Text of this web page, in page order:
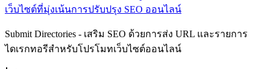
เว็บไซต์ที่มุ่งเน้นการปรับปรุง SEO ออนไลน์
Submit Directories - เสริม SEO ด้วยการส่ง URL และรายการ
ไดเรกทอรีสำหรับโปรโมทเว็บไซต์ออนไลน์